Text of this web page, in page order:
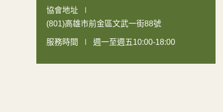
協會地址
(801)高雄市前金區文武一街88號
服務時間 週一至週五10:00-18:00